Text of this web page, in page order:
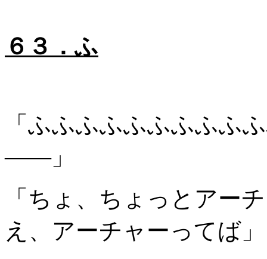
６３．ふ
「ふふふふふふふふふ
――」
「ちょ、ちょっとアー
え、アーチャーってば」